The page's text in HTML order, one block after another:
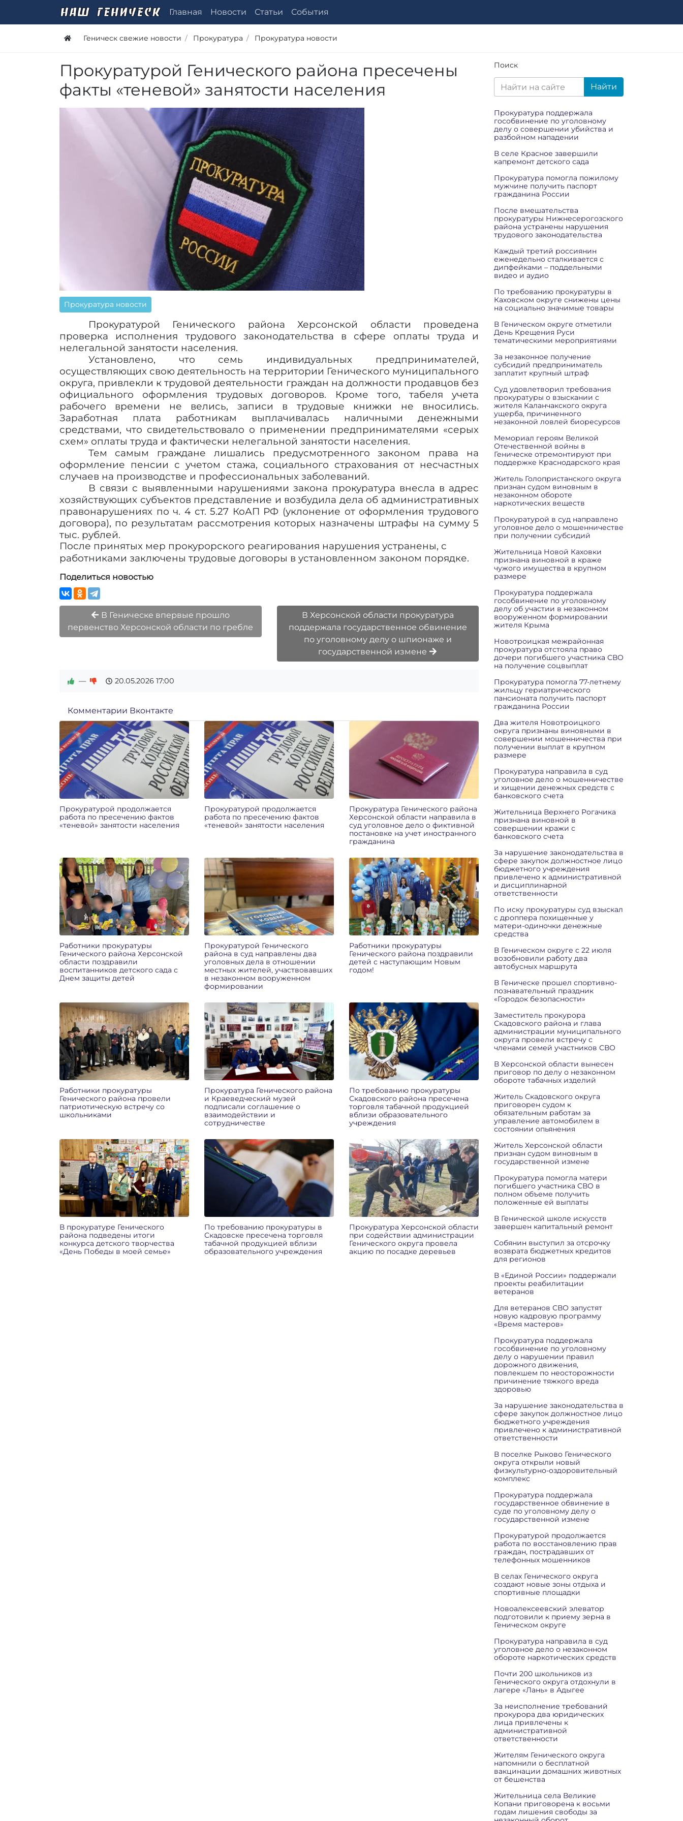
Главная Новости Статьи События
Геническ свежие новости Прокуратура Прокуратура новости
Прокуратурой Генического района пресечены
факты «теневой» занятости населения
Прокуратура новости
Прокуратурой Генического района Херсонской области проведена
проверка исполнения трудового законодательства в сфере оплаты труда и
нелегальной занятости населения.
Установлено, что семь индивидуальных предпринимателей,
осуществляющих свою деятельность на территории Генического муниципального
округа, привлекли к трудовой деятельности граждан на должности продавцов без
официального оформления трудовых договоров. Кроме того, табеля учета
рабочего времени не велись, записи в трудовые книжки не вносились.
Заработная плата работникам выплачивалась наличными денежными
средствами, что свидетельствовало о применении предпринимателями «серых
схем» оплаты труда и фактически нелегальной занятости населения.
Тем самым граждане лишались предусмотренного законом права на
оформление пенсии с учетом стажа, социального страхования от несчастных
случаев на производстве и профессиональных заболеваний.
В связи с выявленными нарушениями закона прокуратура внесла в адрес
хозяйствующих субъектов представление и возбудила дела об административных
правонарушениях по ч. 4 ст. 5.27 КоАП РФ (уклонение от оформления трудового
договора), по результатам рассмотрения которых назначены штрафы на сумму 5
тыс. рублей.
После принятых мер прокурорского реагирования нарушения устранены, с
работниками заключены трудовые договоры в установленном законом порядке.
Поделиться новостью
В Геническе впервые прошло
первенство Херсонской области по гребле
В Херсонской области прокуратура
поддержала государственное обвинение
по уголовному делу о шпионаже и
государственной измене
— 20.05.2026 17:00
Комментарии Вконтакте
Прокуратурой продолжается
работа по пресечению фактов
«теневой» занятости населения
Прокуратурой продолжается
работа по пресечению фактов
«теневой» занятости населения
Прокуратура Генического района
Херсонской области направила в
суд уголовное дело о фиктивной
постановке на учет иностранного
гражданина
Работники прокуратуры
Генического района Херсонской
области поздравили
воспитанников детского сада с
Днем защиты детей
Прокуратурой Генического
района в суд направлены два
уголовных дела в отношении
местных жителей, участвовавших
в незаконном вооруженном
формировании
Работники прокуратуры
Генического района поздравили
детей с наступающим Новым
годом!
Работники прокуратуры
Генического района провели
патриотическую встречу со
школьниками
Прокуратура Генического района
и Краеведческий музей
подписали соглашение о
взаимодействии и
сотрудничестве
По требованию прокуратуры
Скадовского района пресечена
торговля табачной продукцией
вблизи образовательного
учреждения
В прокуратуре Генического
района подведены итоги
конкурса детского творчества
«День Победы в моей семье»
По требованию прокуратуры в
Скадовске пресечена торговля
табачной продукцией вблизи
образовательного учреждения
Прокуратура Херсонской области
при содействии администрации
Генического округа провела
акцию по посадке деревьев
Поиск
Найти
Прокуратура поддержала
гособвинение по уголовному
делу о совершении убийства и
разбойном нападении
В селе Красное завершили
капремонт детского сада
Прокуратура помогла пожилому
мужчине получить паспорт
гражданина России
После вмешательства
прокуратуры Нижнесерогозского
района устранены нарушения
трудового законодательства
Каждый третий россиянин
еженедельно сталкивается с
дипфейками – поддельными
видео и аудио
По требованию прокуратуры в
Каховском округе снижены цены
на социально значимые товары
В Геническом округе отметили
День Крещения Руси
тематическими мероприятиями
За незаконное получение
субсидий предприниматель
заплатит крупный штраф
Суд удовлетворил требования
прокуратуры о взыскании с
жителя Каланчакского округа
ущерба, причиненного
незаконной ловлей биоресурсов
Мемориал героям Великой
Отечественной войны в
Геническе отремонтируют при
поддержке Краснодарского края
Житель Голопристанского округа
признан судом виновным в
незаконном обороте
наркотических веществ
Прокуратурой в суд направлено
уголовное дело о мошенничестве
при получении субсидий
Жительница Новой Каховки
признана виновной в краже
чужого имущества в крупном
размере
Прокуратура поддержала
гособвинение по уголовному
делу об участии в незаконном
вооруженном формировании
жителя Крыма
Новотроицкая межрайонная
прокуратура отстояла право
дочери погибшего участника СВО
на получение соцвыплат
Прокуратура помогла 77-летнему
жильцу гериатрического
пансионата получить паспорт
гражданина России
Два жителя Новотроицкого
округа признаны виновными в
совершении мошенничества при
получении выплат в крупном
размере
Прокуратура направила в суд
уголовное дело о мошенничестве
и хищении денежных средств с
банковского счета
Жительница Верхнего Рогачика
признана виновной в
совершении кражи с
банковского счета
За нарушение законодательства в
сфере закупок должностное лицо
бюджетного учреждения
привлечено к административной
и дисциплинарной
ответственности
По иску прокуратуры суд взыскал
с дроппера похищенные у
матери-одиночки денежные
средства
В Геническом округе с 22 июля
возобновили работу два
автобусных маршрута
В Геническе прошел спортивно-
познавательный праздник
«Городок безопасности»
Заместитель прокурора
Скадовского района и глава
администрации муниципального
округа провели встречу с
членами семей участников СВО
В Херсонской области вынесен
приговор по делу о незаконном
обороте табачных изделий
Житель Скадовского округа
приговорен судом к
обязательным работам за
управление автомобилем в
состоянии опьянения
Житель Херсонской области
признан судом виновным в
государственной измене
Прокуратура помогла матери
погибшего участника СВО в
полном объеме получить
положенные ей выплаты
В Генической школе искусств
завершен капитальный ремонт
Собянин выступил за отсрочку
возврата бюджетных кредитов
для регионов
В «Единой России» поддержали
проекты реабилитации
ветеранов
Для ветеранов СВО запустят
новую кадровую программу
«Время мастеров»
Прокуратура поддержала
гособвинение по уголовному
делу о нарушении правил
дорожного движения,
повлекшем по неосторожности
причинение тяжкого вреда
здоровью
За нарушение законодательства в
сфере закупок должностное лицо
бюджетного учреждения
привлечено к административной
ответственности
В поселке Рыково Генического
округа открыли новый
физкультурно-оздоровительный
комплекс
Прокуратура поддержала
государственное обвинение в
суде по уголовному делу о
государственной измене
Прокуратурой продолжается
работа по восстановлению прав
граждан, пострадавших от
телефонных мошенников
В селах Генического округа
создают новые зоны отдыха и
спортивные площадки
Новоалексеевский элеватор
подготовили к приему зерна в
Геническом округе
Прокуратура направила в суд
уголовное дело о незаконном
обороте наркотических средств
Почти 200 школьников из
Генического округа отдохнули в
лагере «Лань» в Адыгее
За неисполнение требований
прокурора два юридических
лица привлечены к
административной
ответственности
Жителям Генического округа
напомнили о бесплатной
вакцинации домашних животных
от бешенства
Жительница села Великие
Копани приговорена к восьми
годам лишения свободы за